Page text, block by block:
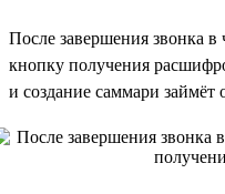
После завершения звонка
кнопку получения
и создание саммари займёт